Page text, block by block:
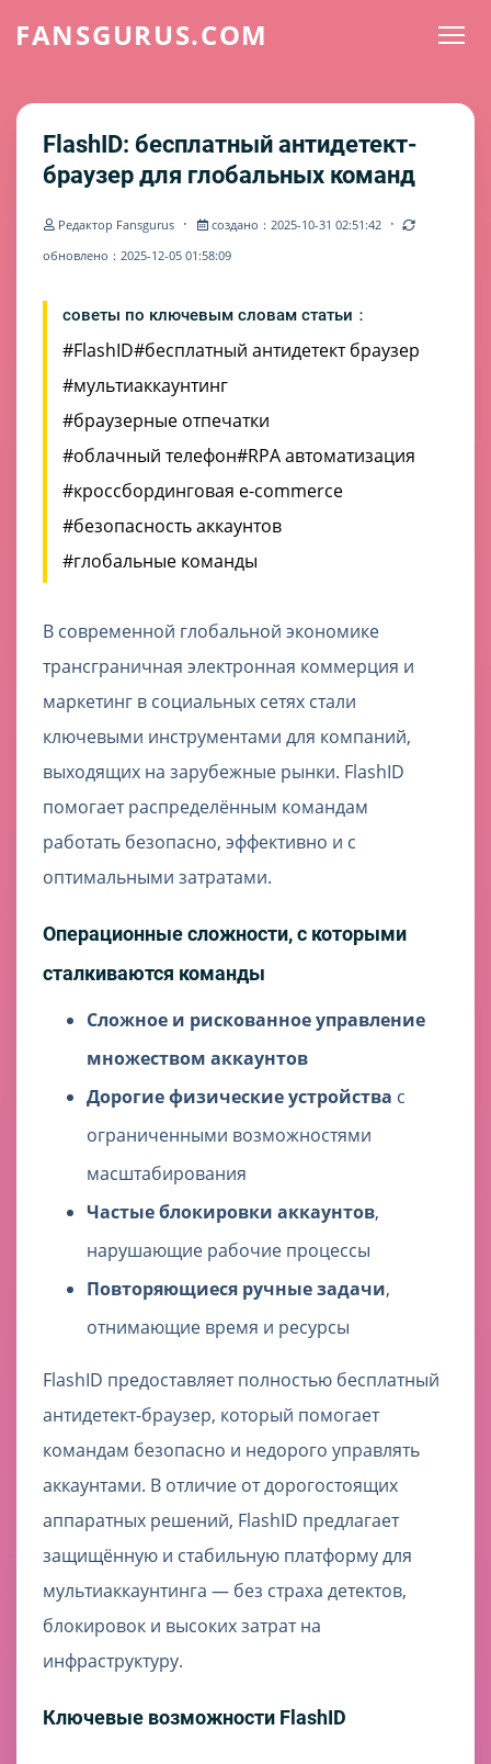
FANSGURUS.COM
FlashID: бесплатный антидетект-
браузер для глобальных команд
Редактор Fansgurus · создано：2025-10-31 02:51:42 ·
обновлено：2025-12-05 01:58:09
советы по ключевым словам статьи：
#FlashID#бесплатный антидетект браузер
#мультиаккаунтинг
#браузерные отпечатки
#облачный телефон#RPA автоматизация
#кроссбординговая e-commerce
#безопасность аккаунтов
#глобальные команды
В современной глобальной экономике
трансграничная электронная коммерция и
маркетинг в социальных сетях стали
ключевыми инструментами для компаний,
выходящих на зарубежные рынки. FlashID
помогает распределённым командам
работать безопасно, эффективно и с
оптимальными затратами.
Операционные сложности, с которыми
сталкиваются команды
Сложное и рискованное управление
множеством аккаунтов
Дорогие физические устройства с
ограниченными возможностями
масштабирования
Частые блокировки аккаунтов,
нарушающие рабочие процессы
Повторяющиеся ручные задачи,
отнимающие время и ресурсы
FlashID предоставляет полностью бесплатный
антидетект-браузер, который помогает
командам безопасно и недорого управлять
аккаунтами. В отличие от дорогостоящих
аппаратных решений, FlashID предлагает
защищённую и стабильную платформу для
мультиаккаунтинга — без страха детектов,
блокировок и высоких затрат на
инфраструктуру.
Ключевые возможности FlashID